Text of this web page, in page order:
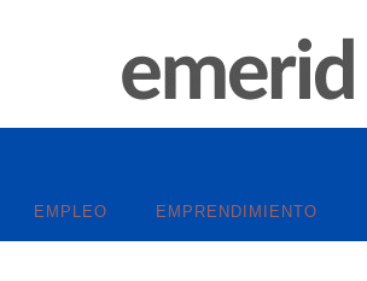
EMPLEO EMPRENDIMIENTO